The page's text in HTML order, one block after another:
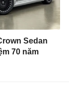
Sedan
70 năm